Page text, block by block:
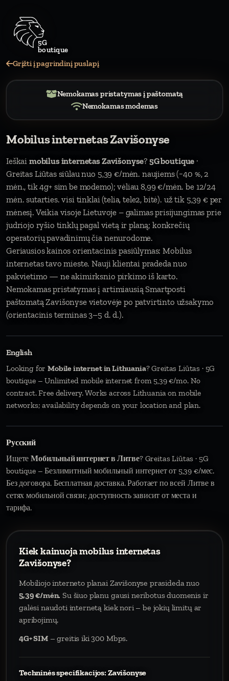
5G
boutique
Grįžti į pagrindinį puslapį
Nemokamas pristatymas į paštomatą
Nemokamas modemas
Mobilus internetas Zavišonyse
Ieškai mobilus internetas Zavišonyse? 5G boutique ·
Greitas Liūtas siūlau nuo 5,39 €/mėn. naujiems (−40 %, 2
mėn., tik 4g+ sim be modemo); vėliau 8,99 €/mėn. be 12/24
mėn. sutarties. visi tinklai (telia, tele2, bitė). už tik 5,39 € per
mėnesį. Veikia visoje Lietuvoje – galimas prisijungimas prie
judriojo ryšio tinklų pagal vietą ir planą; konkrečių
operatorių pavadinimų čia nenurodome.
Geriausios kainos orientacinis pasiūlymas: Mobilus
internetas tavo mieste. Nauji klientai pradeda nuo
pakvietimo — ne akimirksnio pirkimo iš karto.
Nemokamas pristatymas į artimiausią Smartposti
paštomatą Zavišonyse vietovėje po patvirtinto užsakymo
(orientacinis terminas 3–5 d. d.).
English
Looking forMobile internet in Lithuania? Greitas Liūtas · 5G
boutique – Unlimited mobile internet from 5,39 €/mo. No
contract. Free delivery. Works across Lithuania on mobile
networks; availability depends on your location and plan.
Русский
ИщетеМобильный интернет в Литве? Greitas Liūtas · 5G
boutique – Безлимитный мобильный интернет от 5,39 €/мес.
Без договора. Бесплатная доставка. Работает по всей Литве в
сетях мобильной связи; доступность зависит от места и
тарифа.
Kiek kainuoja mobilus internetas
Zavišonyse?
Mobiliojo interneto planai Zavišonyse prasideda nuo
5,39 €/mėn. Su šiuo planu gausi neribotus duomenis ir
galėsi naudoti internetą kiek nori – be jokių limitų ar
apribojimų.
4G+ SIM– greitis iki 300 Mbps.
Techninės specifikacijos: Zavišonyse